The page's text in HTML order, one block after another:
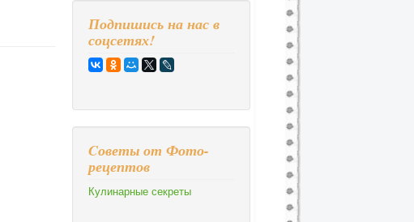
Подпишись на нас в
соцсетях!
Cоветы от Фото-
рецептов
Кулинарные секреты